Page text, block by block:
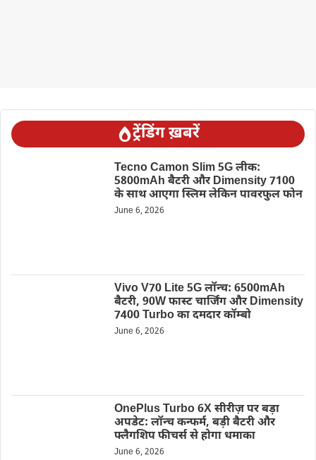
ट्रेंडिंग ख़बरें
Tecno Camon Slim 5G लीक:
5800mAh बैटरी और Dimensity 7100
के साथ आएगा स्लिम लेकिन पावरफुल फोन
June 6, 2026
Vivo V70 Lite 5G लॉन्च: 6500mAh
बैटरी, 90W फास्ट चार्जिंग और Dimensity
7400 Turbo का दमदार कॉम्बो
June 6, 2026
OnePlus Turbo 6X सीरीज़ पर बड़ा
अपडेट: लॉन्च कन्फर्म, बड़ी बैटरी और
फ्लैगशिप फीचर्स से होगा धमाका
June 6, 2026